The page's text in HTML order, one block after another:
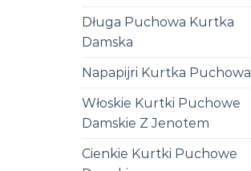
Długa Puchowa Kurtka
Damska
Napapijri Kurtka Puchowa
Włoskie Kurtki Puchowe
Damskie Z Jenotem
Cienkie Kurtki Puchowe